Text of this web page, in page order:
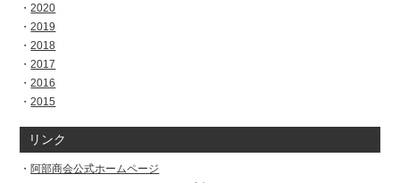
2020
2019
2018
2017
2016
2015
リンク
阿部商会公式ホームページ